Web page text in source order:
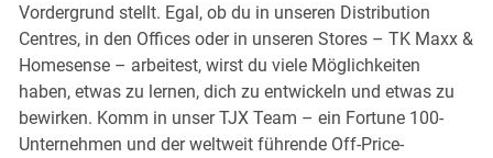
Vordergrund stellt. Egal, ob du in unseren Distribution
Centres, in den Offices oder in unseren Stores – TK Maxx &
Homesense – arbeitest, wirst du viele Möglichkeiten
haben, etwas zu lernen, dich zu entwickeln und etwas zu
bewirken. Komm in unser TJX Team – ein Fortune 100-
Unternehmen und der weltweit führende Off-Price-